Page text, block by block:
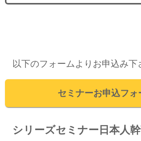
以下のフォームよりお申込み下
セミナーお申込フォ
シリーズセミナー日本人